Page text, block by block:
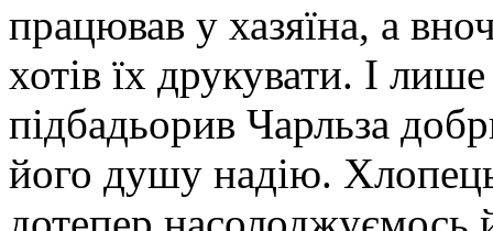
працював у хазяїна, а
хотів їх друкувати. І
підбадьорив Чарльза
його душу надію.